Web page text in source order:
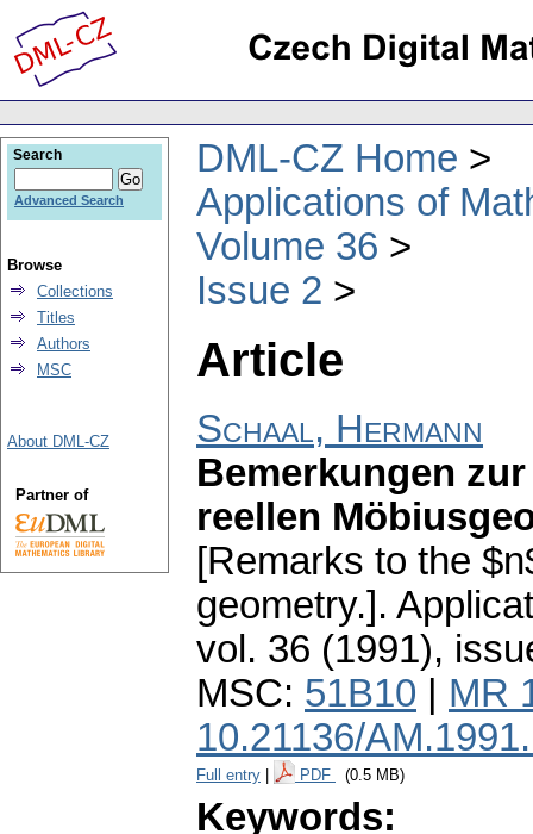
DML-CZ Home
Applications of
Volume 36
Issue 2
Article
Schaal, Hermann
Bemerkungen
reellen
[Remarks to the
geometry.].
vol. 36 (1991),
MSC: 51B10
MR
10.21136/
Full entry PDF (0.5 MB)
Keywords:
Search
Advanced Search
Browse
Collections
Titles
Authors
MSC
About DML-CZ
Partner of